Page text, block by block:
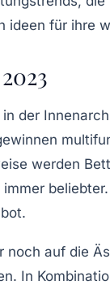
in der
werden
noch auf die
In